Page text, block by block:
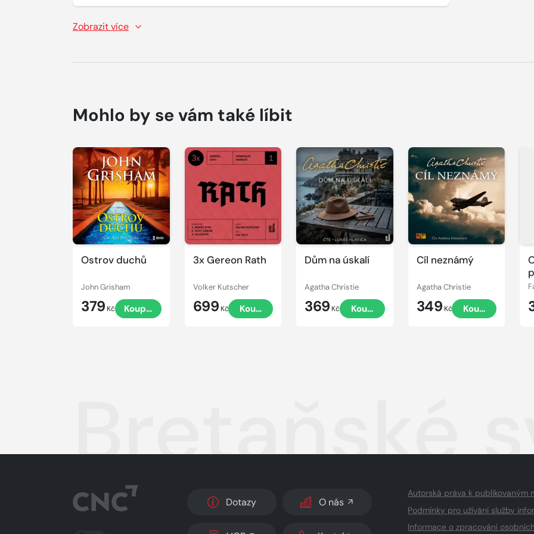
Zobrazit více
Mohlo by se vám také líbit
Ostrov duchů
John Grisham
379 Kč Koupit
Přehrát
ukázku
3x Gereon Rath
Volker Kutscher
699 Kč Koupit
Dům na úskalí
Agatha Christie
369 Kč Koupit
Přehrát
ukázku
Cíl neznámý
Agatha Christie
349 Kč Koupit
Přehrát
ukázku
Bretaňské
Dotazy O nás
Autorská práva k publikovaným
Podmínky pro užívání služby
Informace o zpracování